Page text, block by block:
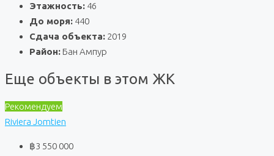
Этажность: 46
До моря: 440
Сдача объекта: 2019
Район: Бан Ампур
Еще объекты в этом ЖК
Рекомендуем
Riviera Jomtien
฿3 550 000